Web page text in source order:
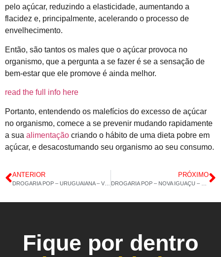
pelo açúcar, reduzindo a elasticidade, aumentando a
flacidez e, principalmente, acelerando o processo de
envelhecimento.
Então, são tantos os males que o açúcar provoca no
organismo, que a pergunta a se fazer é se a sensação de
bem-estar que ele promove é ainda melhor.
read the full info here
Portanto, entendendo os malefícios do excesso de açúcar
no organismo, comece a se prevenir mudando rapidamente
a sua alimentação criando o hábito de uma dieta pobre em
açúcar, e desacostumando seu organismo ao seu consumo.
ANTERIOR PRÓXIMO
Fique por dentro